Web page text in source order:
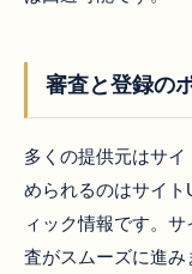
審査と登録の
多くの提供元はサ
められるのはサイ
ィック情報です。
査がスムーズに進